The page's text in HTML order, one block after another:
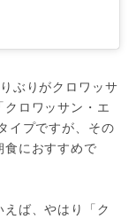
ぶりがクロワッサ
ロワッサン・エ
イプですが、その
におすすめで
ば、やはり「ク